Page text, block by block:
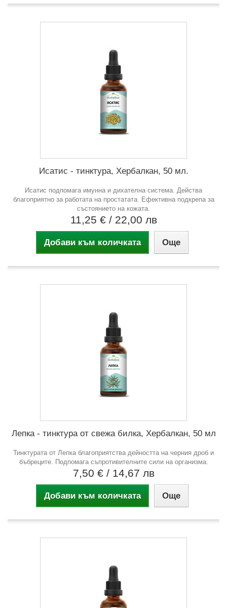
Исатис - тинктура, Хербалкан, 50 мл.
Исатис подпомага имунна и дихателна система. Действа
благоприятно за работата на простатата. Ефективна подкрепа за
състоянието на кожата.
11,25 € / 22,00 лв
Добави към количката Още
Лепка - тинктура от свежа билка, Хербалкан, 50 мл
Тинктурата от Лепка благоприятства дейността на черния дроб и
бъбреците. Подпомага съпротивителните сили на организма.
7,50 € / 14,67 лв
Добави към количката Още